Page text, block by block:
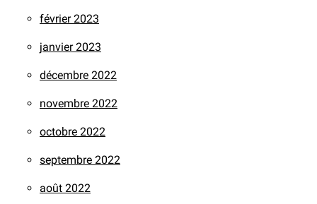
février 2023
janvier 2023
décembre 2022
novembre 2022
octobre 2022
septembre 2022
août 2022